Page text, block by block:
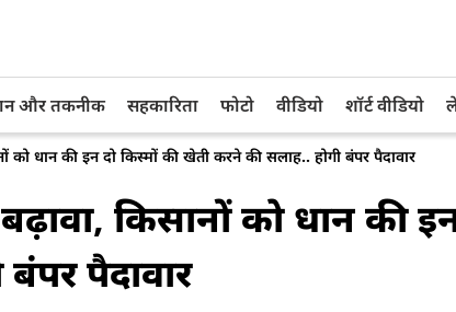
और तकनीक सहकारिता फोटो वीडियो शॉर्ट वीडियो
को धान की इन दो किस्मों की खेती करने की सलाह.. होगी बंपर पैदावार
किसानों को धान की
पैदावार